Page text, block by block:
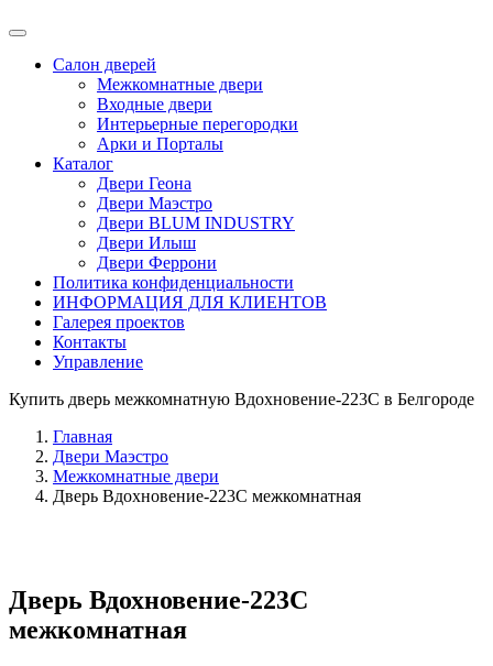
Салон дверей
Межкомнатные двери
Входные двери
Интерьерные перегородки
Арки и Порталы
Каталог
Двери Геона
Двери Маэстро
Двери BLUM INDUSTRY
Двери Илыш
Двери Феррони
Политика конфиденциальности
ИНФОРМАЦИЯ ДЛЯ КЛИЕНТОВ
Галерея проектов
Контакты
Управление
Купить дверь межкомнатную Вдохновение-223C в Белгороде
Главная
Двери Маэстро
Межкомнатные двери
Дверь Вдохновение-223C межкомнатная
Дверь Вдохновение-223C
межкомнатная